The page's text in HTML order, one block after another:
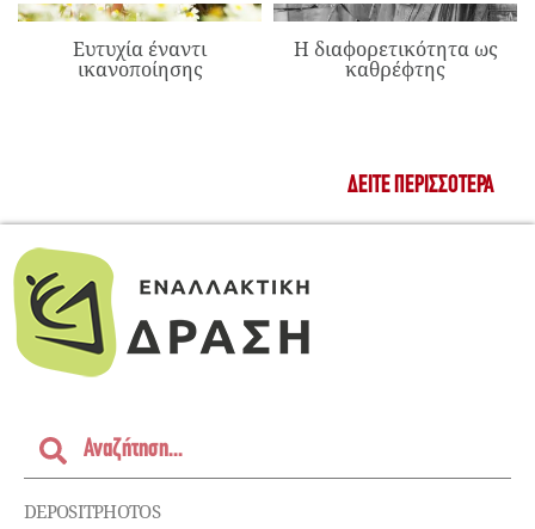
Ευτυχία έναντι
ικανοποίησης
Η διαφορετικότητα ως
καθρέφτης
ΔΕΊΤΕ ΠΕΡΙΣΣΌΤΕΡΑ
DEPOSITPHOTOS